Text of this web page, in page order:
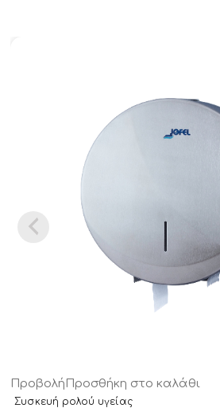
Προβολή Προσθήκη στο καλάθι
Συσκευή ρολού υγείας